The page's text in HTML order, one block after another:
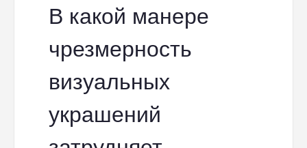
В какой манере
чрезмерность
визуальных
украшений